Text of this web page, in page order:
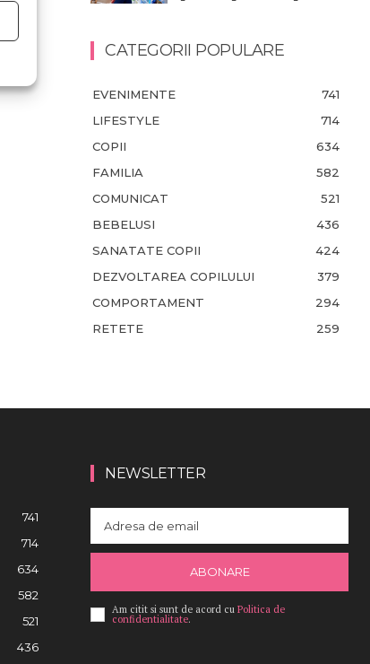
CATEGORII POPULARE
EVENIMENTE
741
LIFESTYLE
714
COPII
634
FAMILIA
582
COMUNICAT
521
BEBELUSI
436
SANATATE COPII
424
DEZVOLTAREA COPILULUI
379
COMPORTAMENT
294
RETETE
259
741
714
634
582
521
436
NEWSLETTER
ABONARE
Am citit si sunt de acord cu Politica de
confidentialitate.